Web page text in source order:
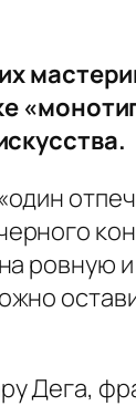
ровную
Дега,